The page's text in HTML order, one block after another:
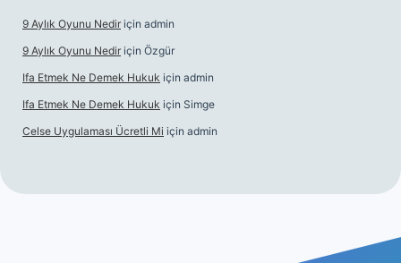
9 Aylık Oyunu Nedir için admin
9 Aylık Oyunu Nedir için Özgür
Ifa Etmek Ne Demek Hukuk için admin
Ifa Etmek Ne Demek Hukuk için Simge
Celse Uygulaması Ücretli Mi için admin